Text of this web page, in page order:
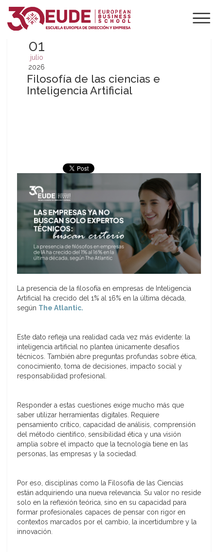
01
julio
2026
Filosofía de las ciencias e
Inteligencia Artificial
La presencia de la filosofía en empresas de Inteligencia
Artificial ha crecido del 1% al 16% en la última década,
según The Atlantic.
Este dato refleja una realidad cada vez más evidente: la
inteligencia artificial no plantea únicamente desafíos
técnicos. También abre preguntas profundas sobre ética,
conocimiento, toma de decisiones, impacto social y
responsabilidad profesional.
Responder a estas cuestiones exige mucho más que
saber utilizar herramientas digitales. Requiere
pensamiento crítico, capacidad de análisis, comprensión
del método científico, sensibilidad ética y una visión
amplia sobre el impacto que la tecnología tiene en las
personas, las empresas y la sociedad.
Por eso, disciplinas como la Filosofía de las Ciencias
están adquiriendo una nueva relevancia. Su valor no reside
solo en la reflexión teórica, sino en su capacidad para
formar profesionales capaces de pensar con rigor en
contextos marcados por el cambio, la incertidumbre y la
innovación.